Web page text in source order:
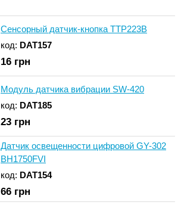
Сенсорный датчик-кнопка TTP223B
код: DAT157
16 грн
Модуль датчика вибрации SW-420
код: DAT185
23 грн
Датчик освещенности цифровой GY-302
BH1750FVI
код: DAT154
66 грн